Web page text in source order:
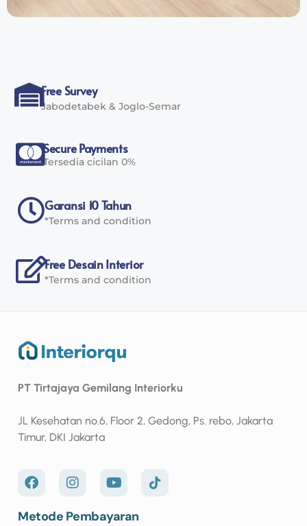
Free Survey
Jabodetabek & Joglo-Semar
Secure Payments
Tersedia cicilan 0%
Garansi 10 Tahun
*Terms and condition
Free Desain Interior
*Terms and condition
PT Tirtajaya Gemilang Interiorku
JL Kesehatan no.6, Floor 2, Gedong, Ps. rebo, Jakarta
Timur, DKI Jakarta
Metode Pembayaran